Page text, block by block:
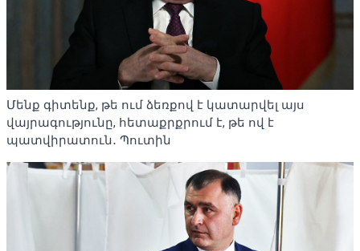
Մենք գիտենք, թե ում ձեռքով է կատարվել այս
վայրագությունը, հետաքրքրում է, թե ով է
պատվիրատուն․ Պուտին